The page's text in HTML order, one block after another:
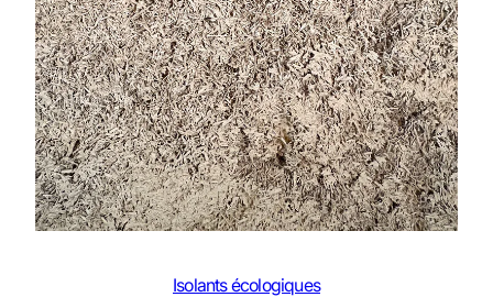
Isolants écologiques